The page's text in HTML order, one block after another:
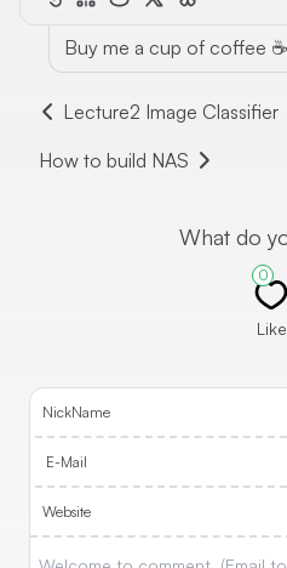
Buy me a cup of coffee
Lecture2 Image Classifier
How to build NAS
What do
0
Like
NickName
E-Mail
Website